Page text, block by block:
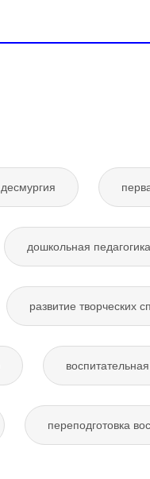
десмургия
дошкольная педагогика
развитие творческих
переподготовка